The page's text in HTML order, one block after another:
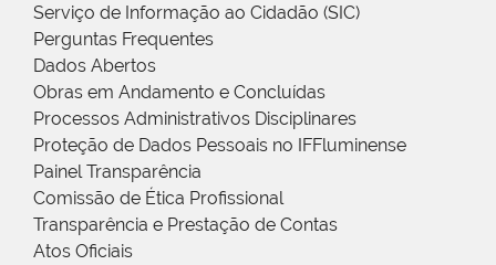
Serviço de Informação ao Cidadão (SIC)
Perguntas Frequentes
Dados Abertos
Obras em Andamento e Concluídas
Processos Administrativos Disciplinares
Proteção de Dados Pessoais no IFFluminense
Painel Transparência
Comissão de Ética Profissional
Transparência e Prestação de Contas
Atos Oficiais